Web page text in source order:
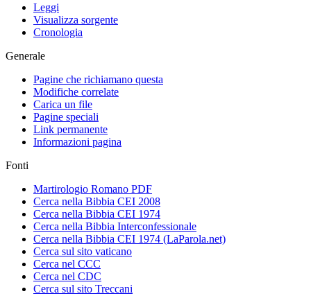
Leggi
Visualizza sorgente
Cronologia
Generale
Pagine che richiamano questa
Modifiche correlate
Carica un file
Pagine speciali
Link permanente
Informazioni pagina
Fonti
Martirologio Romano PDF
Cerca nella Bibbia CEI 2008
Cerca nella Bibbia CEI 1974
Cerca nella Bibbia Interconfessionale
Cerca nella Bibbia CEI 1974 (LaParola.net)
Cerca sul sito vaticano
Cerca nel CCC
Cerca nel CDC
Cerca sul sito Treccani